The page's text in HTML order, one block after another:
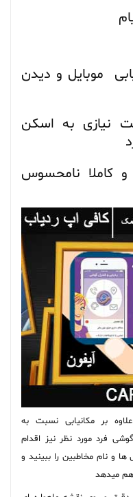
موبایل و دیدن
نیازی به اسکن
کاملا نامحسوس
بر مکانیابی نسبت به
فرد مورد نظر نیز اقدام
و نام مخاطبین را ببینید و
هم میدهد